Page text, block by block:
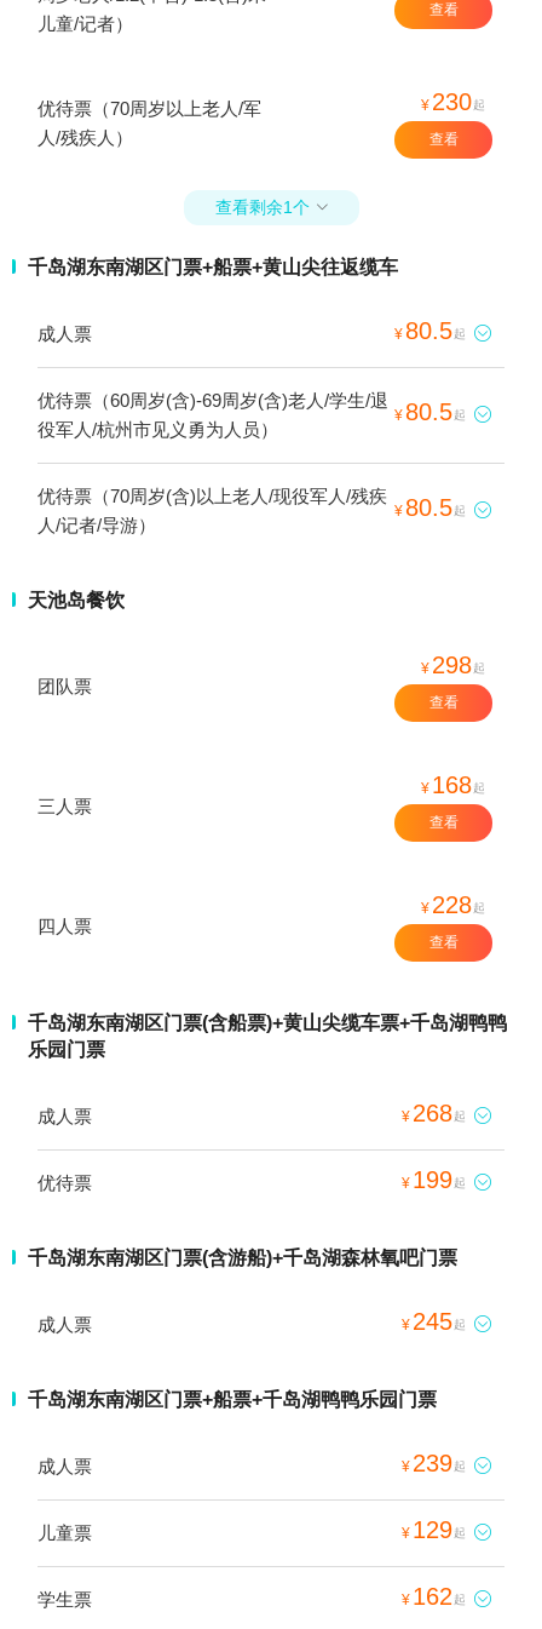
儿童/记者）
查看
优待票（70周岁以上老人/军
人/残疾人）
¥ 230起
查看
查看剩余1个 
千岛湖东南湖区门票+船票+黄山尖往返缆车
成人票 ¥ 80.5起 
优待票（60周岁(含)-69周岁(含)老人/学生/退
役军人/杭州市见义勇为人员）
¥ 80.5起 
优待票（70周岁(含)以上老人/现役军人/残疾
人/记者/导游）
¥ 80.5起 
天池岛餐饮
团队票
¥ 298起
查看
三人票
¥ 168起
查看
四人票
¥ 228起
查看
千岛湖东南湖区门票(含船票)+黄山尖缆车票+千岛湖鸭鸭
乐园门票
成人票 ¥ 268起 
优待票 ¥ 199起 
千岛湖东南湖区门票(含游船)+千岛湖森林氧吧门票
成人票 ¥ 245起 
千岛湖东南湖区门票+船票+千岛湖鸭鸭乐园门票
成人票 ¥ 239起 
儿童票 ¥ 129起 
学生票 ¥ 162 起 